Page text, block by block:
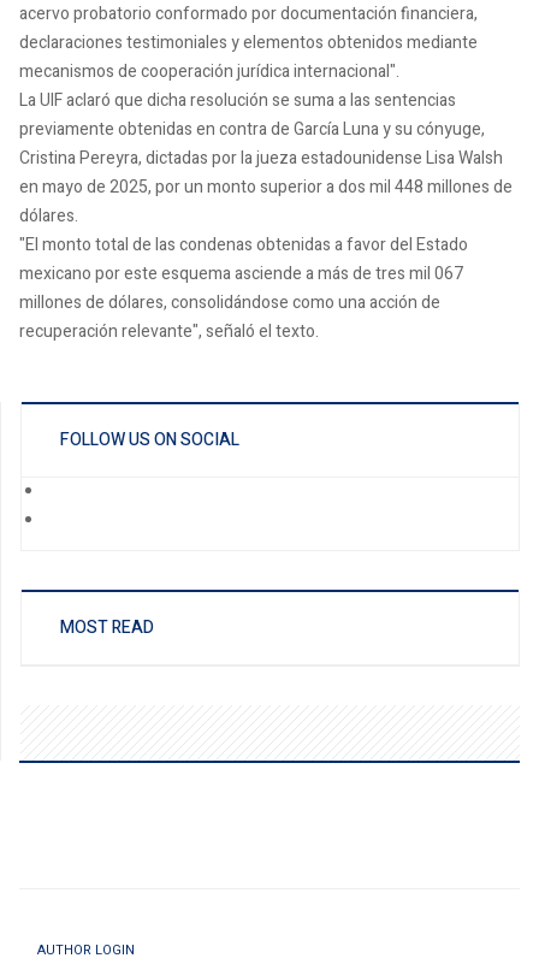
acervo probatorio conformado por documentación financiera,
declaraciones testimoniales y elementos obtenidos mediante
mecanismos de cooperación jurídica internacional".
La UIF aclaró que dicha resolución se suma a las sentencias
previamente obtenidas en contra de García Luna y su cónyuge,
Cristina Pereyra, dictadas por la jueza estadounidense Lisa Walsh
en mayo de 2025, por un monto superior a dos mil 448 millones de
dólares.
"El monto total de las condenas obtenidas a favor del Estado
mexicano por este esquema asciende a más de tres mil 067
millones de dólares, consolidándose como una acción de
recuperación relevante", señaló el texto.
FOLLOW US ON SOCIAL
MOST READ
AUTHOR LOGIN